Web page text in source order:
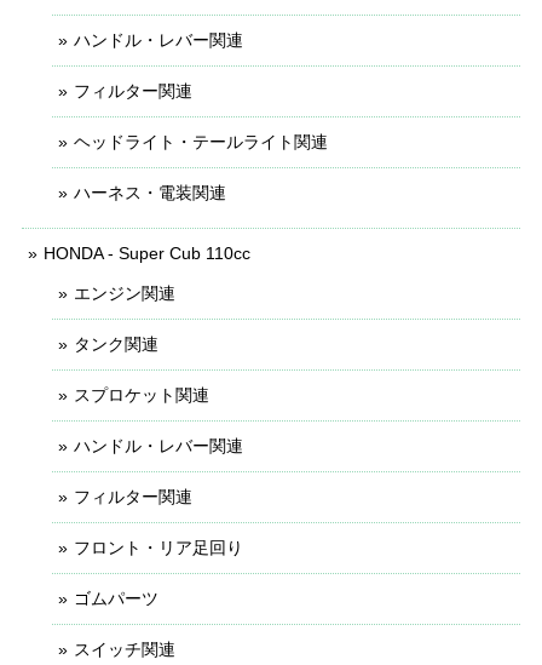
ハンドル・レバー関連
フィルター関連
ヘッドライト・テールライト関連
ハーネス・電装関連
HONDA - Super Cub 110cc
エンジン関連
タンク関連
スプロケット関連
ハンドル・レバー関連
フィルター関連
フロント・リア足回り
ゴムパーツ
スイッチ関連